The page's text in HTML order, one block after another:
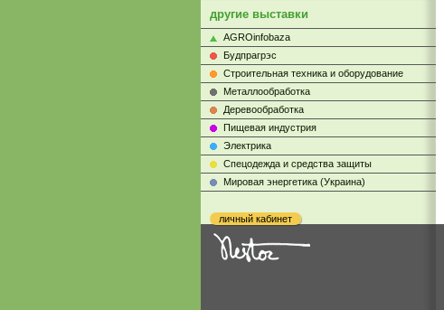
другие выставки
AGROinfobaza
Будпрагрэс
Строительная техника и оборудование
Металлообработка
Деревообработка
Пищевая индустрия
Электрика
Cпецодежда и средства защиты
Мировая энергетика (Украина)
личный кабинет